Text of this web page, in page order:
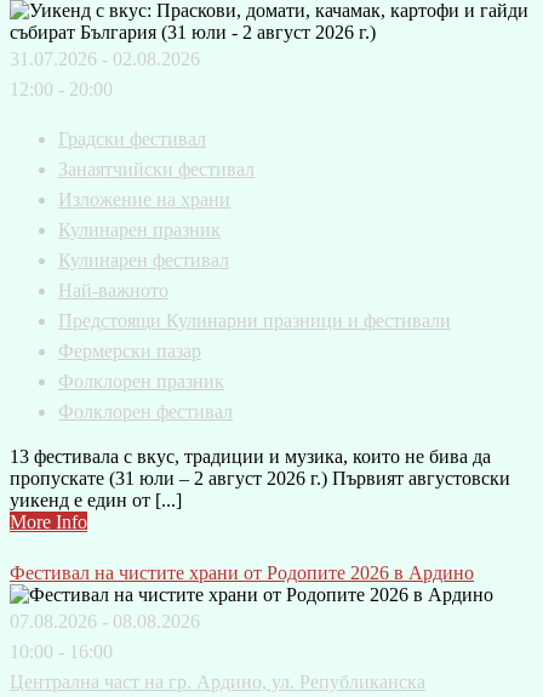
31.07.2026 - 02.08.2026
12:00 - 20:00
Градски фестивал
Занаятчийски фестивал
Изложение на храни
Кулинарен празник
Кулинарен фестивал
Най-важното
Предстоящи Кулинарни празници и фестивали
Фермерски пазар
Фолклорен празник
Фолклорен фестивал
13 фестивала с вкус, традиции и музика, които не бива да
пропускате (31 юли – 2 август 2026 г.) Първият августовски
уикенд е един от [...]
More Info
Фестивал на чистите храни от Родопите 2026 в Ардино
07.08.2026 - 08.08.2026
10:00 - 16:00
Централна част на гр. Ардино, ул. Републиканска